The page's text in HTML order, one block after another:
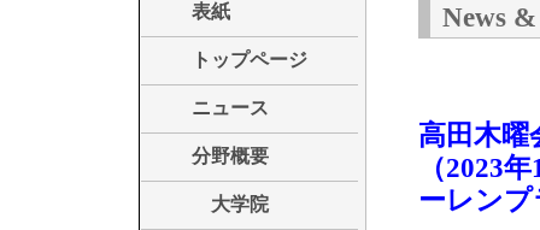
表紙
トップページ
ニュース
分野概要
大学院
News
高田木曜
（2023
ーレン